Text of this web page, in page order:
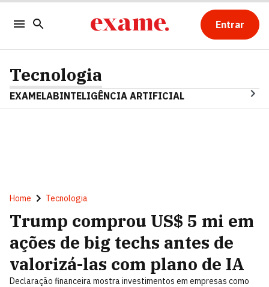
Entrar
Tecnologia
EXAMELABINTELIGÊNCIA ARTIFICIAL
Home Tecnologia
Trump comprou US$ 5 mi em
ações de big techs antes de
valorizá-las com plano de IA
Declaração financeira mostra investimentos em empresas como